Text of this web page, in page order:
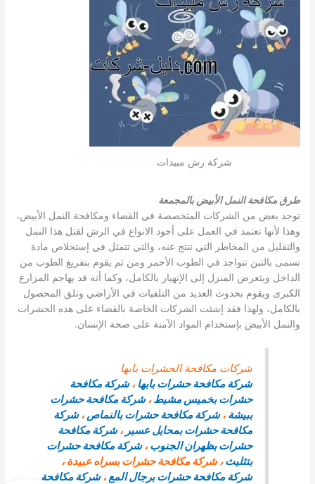
شركة رش مبيدات
طرق مكافحة النمل الأبيض بالمجمعة
توجد بعض من الشركات المتخصصة في القضاء ومكافحة النمل الأبيض،
وهذا لأنها تعتمد في العمل على أجود الانواع في الرش لقتل هذا النمل
والتقليل من المخاطر التي تنتج عنه، والتي تتمثل في إستخلاص مادة
تسمى بالتبن تتواجد في الطوب الأحمر ومن ثم يقوم بتفريغ الطوب من
الداخل ويتعرض المنزل إلى الإنهيار بالكامل، وكما أنه قد يهاجم المزارع
الكبرى ويقوم بحدوث العديد من التلفيات في الأراضي وتلق المحصول
بالكامل، ولهذا فقد إشئت الشركات الخاصة بالقضاء على هذه الحشرات
والنمل الأبيض بإستخدام المواد الآمنة على صحة الإنسان.
شركات مكافحة الحشرات بابها
شركة مكافحة حشرات بابها ،شركة مكافحة
حشرات بخميس مشيط،شركة مكافحة حشرات
ببيشة،شركة مكافحة حشرات بالنماص،شركة
مكافحة حشرات بمحايل عسير ،شركة مكافحة
حشرات بظهران الجنوب،شركة مكافحة حشرات
بتثليث، شركة مكافحة حشرات بسراه عبيدة ،
شركة مكافحة حشرات برجال المع،شركة مكافحة